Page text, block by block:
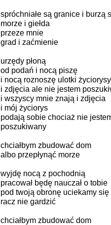
spróchniałe są granice i burzą
morze i giełda
przeze mnie
grad i zaćmienie
urzędy płoną
od podań i nocą piszę
i nocą roznoszę ulotki
i zdjęcia ale nie jestem
i wszyscy mnie znają i zdjęcia
i mój życiorys
podają sobie chociaż nie
poszukiwany
chciałbym zbudować dom
albo przepłynąć morze
wyjdę nocą z pochodnią
pracował będę nauczał o tobie
pod twoją obronę uciekamy się
racz nie gardzić
chciałbym zbudować dom